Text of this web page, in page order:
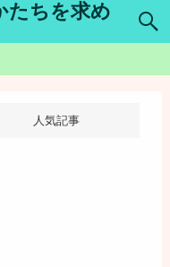
たちを求め
人気記事